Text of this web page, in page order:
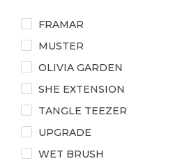
FRAMAR
MUSTER
OLIVIA GARDEN
SHE EXTENSION
TANGLE TEEZER
UPGRADE
WET BRUSH